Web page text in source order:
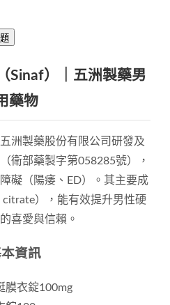
Sinaf）｜五洲製藥男
藥物
洲製藥股份有限公司研發及
衛部藥製字第058285號），
礙（陽痿、ED）。其主要成
），能有效提升男性硬
喜愛與信賴。
資訊
膜衣錠100mg